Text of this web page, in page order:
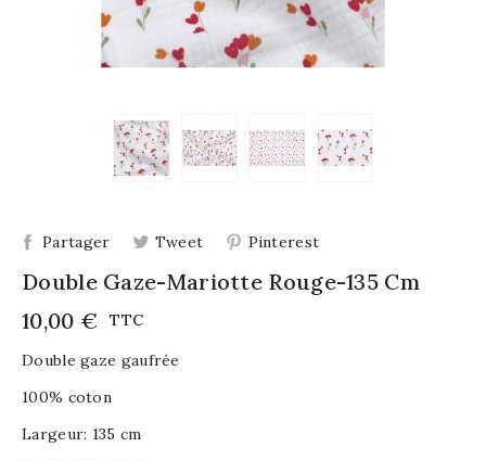
Partager Tweet Pinterest
Double Gaze-Mariotte Rouge-135 Cm
10,00 €
TTC
Double gaze gaufrée
100% coton
Largeur: 135 cm